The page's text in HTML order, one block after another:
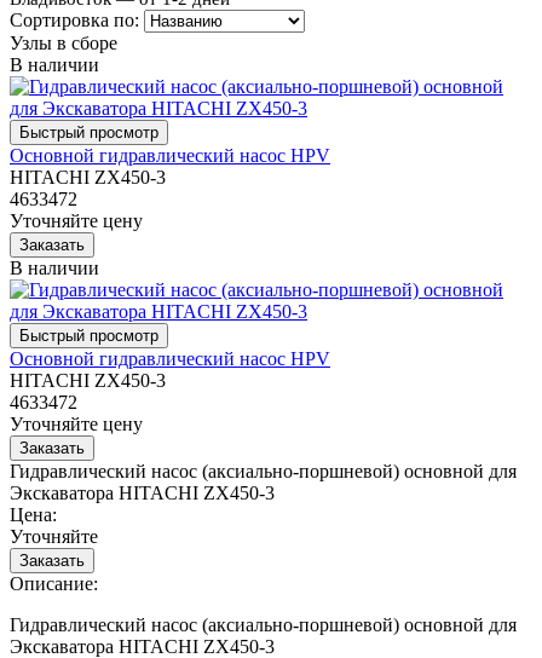
Сортировка по:
Узлы в сборе
В наличии
Основной гидравлический насос HPV
HITACHI ZX450-3
4633472
Уточняйте цену
В наличии
Основной гидравлический насос HPV
HITACHI ZX450-3
4633472
Уточняйте цену
Гидравлический насос (аксиально-поршневой) основной для
Экскаватора HITACHI ZX450-3
Цена:
Уточняйте
Описание:
Гидравлический насос (аксиально-поршневой) основной для
Экскаватора HITACHI ZX450-3